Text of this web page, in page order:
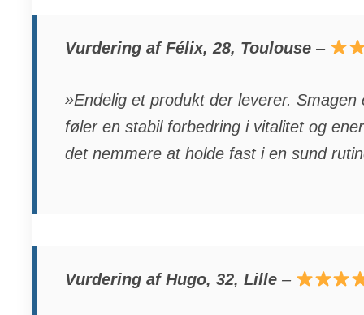
Vurdering af Félix, 28, Toulouse –
»Endelig et produkt der leverer. Smagen
føler en stabil forbedring i vitalitet og
det nemmere at holde fast i en sund
Vurdering af Hugo, 32, Lille –